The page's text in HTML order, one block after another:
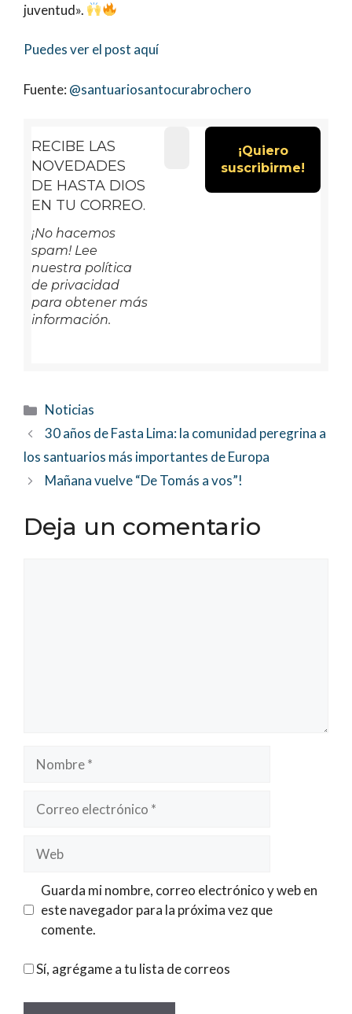
juventud».
Puedes ver el post aquí
Fuente: @santuariosantocurabrochero
RECIBE LAS
NOVEDADES
DE HASTA DIOS
EN TU CORREO.
¡No hacemos
spam! Lee
nuestra política
de privacidad
para obtener más
información.
Categorías
Noticias
30 años de Fasta Lima: la comunidad peregrina a
los santuarios más importantes de Europa
Mañana vuelve “De Tomás a vos”!
Deja un comentario
electrónico
Guarda mi nombre, correo electrónico y web en
este navegador para la próxima vez que
comente.
Sí, agrégame a tu lista de correos